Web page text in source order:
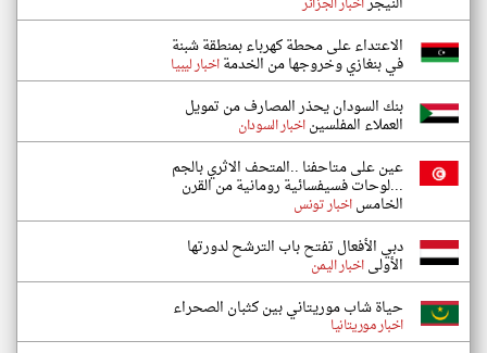
اخبار الجزائر
الاعتداء على محطة كهرباء بمنطقة شبنة
في بنغازي وخروجها من الخدمةاخبار ليبيا
بنك السودان يحذر المصارف من تمويل
العملاء المفلسيناخبار السودان
عين على متاحفنا ..المتحف الاثري بالجم
...لوحات فسيفسائية رومانية من القرن
الخامساخبار تونس
دبي الأفعال تفتح باب الترشح لدورتها
الأولىاخبار اليمن
حياة شاب موريتاني بين كثبان الصحراء
اخبار موريتانيا